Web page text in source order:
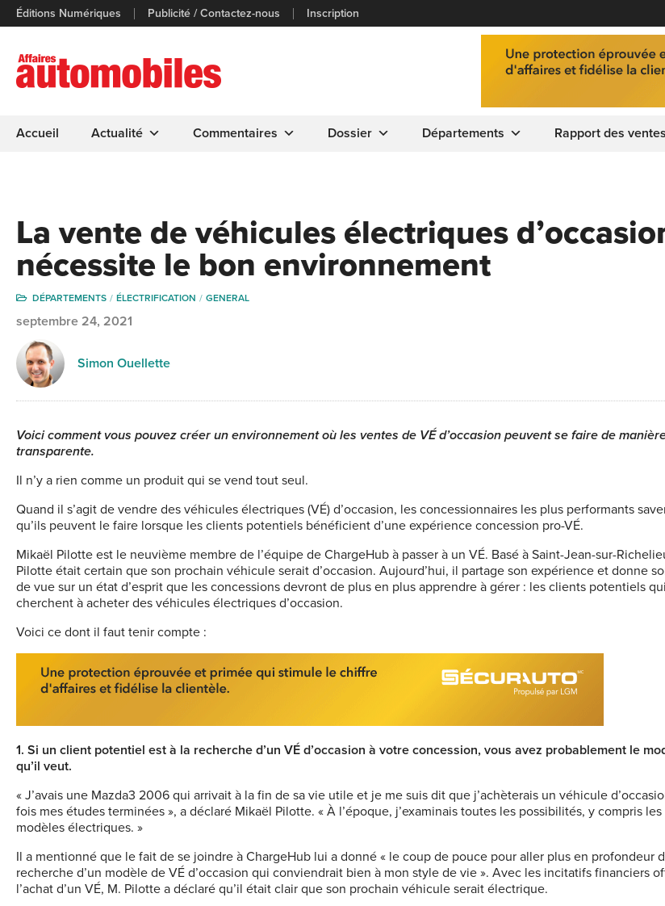
Éditions Numériques Publicité / Contactez-nous Inscription
Accueil Actualité Commentaires Dossier Départements Rapport des ventes
La vente de véhicules électriques
nécessite le bon environnement
DÉPARTEMENTS ÉLECTRIFICATION GENERAL
septembre 24, 2021
Simon Ouellette
Voici comment vous pouvez créer un environnement où les ventes de VÉ d’occasion peuvent se faire de
transparente.
Il n’y a rien comme un produit qui se vend tout seul.
Quand il s’agit de vendre des véhicules électriques (VÉ) d’occasion, les concessionnaires les plus performants
qu’ils peuvent le faire lorsque les clients potentiels bénéficient d’une expérience concession pro-VÉ.
Mikaël Pilotte est le neuvième membre de l’équipe de ChargeHub à passer à un VÉ. Basé à Saint-Jean-sur-
Pilotte était certain que son prochain véhicule serait d’occasion. Aujourd’hui, il partage son expérience et donne
de vue sur un état d’esprit que les concessions devront de plus en plus apprendre à gérer : les clients potentiels qui
cherchent à acheter des véhicules électriques d’occasion.
Voici ce dont il faut tenir compte :
1. Si un client potentiel est à la recherche d’un VÉ d’occasion à votre concession, vous avez probablement le
qu’il veut.
« J’avais une Mazda3 2006 qui arrivait à la fin de sa vie utile et je me suis dit que j’achèterais un véhicule
fois mes études terminées », a déclaré Mikaël Pilotte. « À l’époque, j’examinais toutes les possibilités, y compris les
modèles électriques. »
Il a mentionné que le fait de se joindre à ChargeHub lui a donné « le coup de pouce pour aller plus en profondeur
recherche d’un modèle de VÉ d’occasion qui conviendrait bien à mon style de vie ». Avec les incitatifs financiers
l’achat d’un VÉ, M. Pilotte a déclaré qu’il était clair que son prochain véhicule serait électrique.